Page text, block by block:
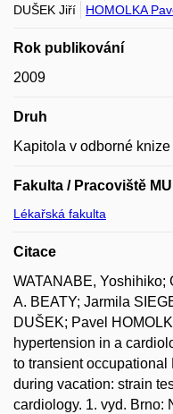
DUŠEK Jiří
HOMOLKA
Rok publikování
2009
Druh
Kapitola v odborné knize
Fakulta / Pracoviště MU
Lékařská fakulta
Citace
WATANABE, Yoshihiko;
A. BEATY; Jarmila
DUŠEK; Pavel
hypertension in a
to transient
during vacation: strain
cardiology. 1. vyd. Brno: